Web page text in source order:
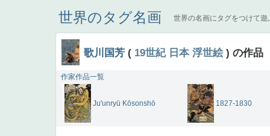
世界のタグ名画 世界の名画にタグをつけて遊
歌川国芳 ( 19世紀 日本 浮世絵) の作品
作家作品一覧
Ju'unryū Kōsonshō 1827-1830